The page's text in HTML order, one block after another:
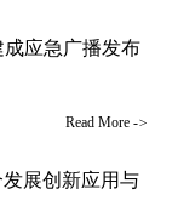
成应急广播发布
Read More ->
展创新应用与